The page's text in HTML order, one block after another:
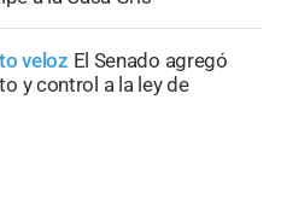
veloz El Senado agregó
y control a la ley de